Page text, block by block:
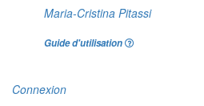
Maria-Cristina Pitassi
Guide d'utilisation
Connexion